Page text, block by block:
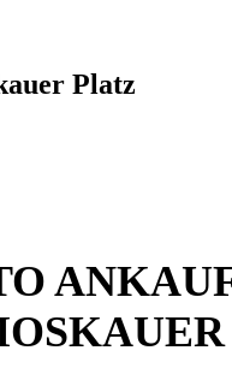
Platz